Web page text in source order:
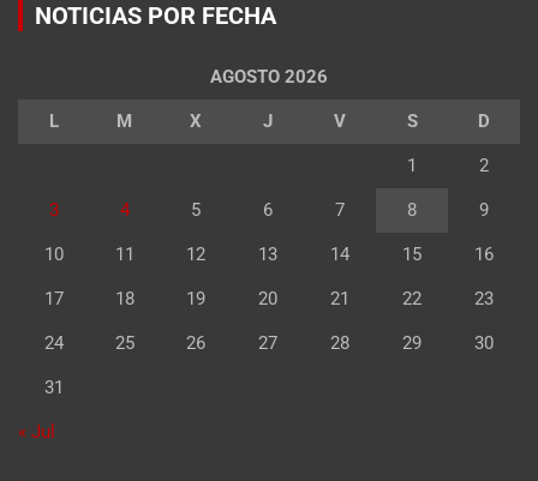
NOTICIAS POR FECHA
AGOSTO 2026
L M X J V S D
1 2
3 4 5 6 7 8 9
10 11 12 13 14 15 16
17 18 19 20 21 22 23
24 25 26 27 28 29 30
31
« Jul